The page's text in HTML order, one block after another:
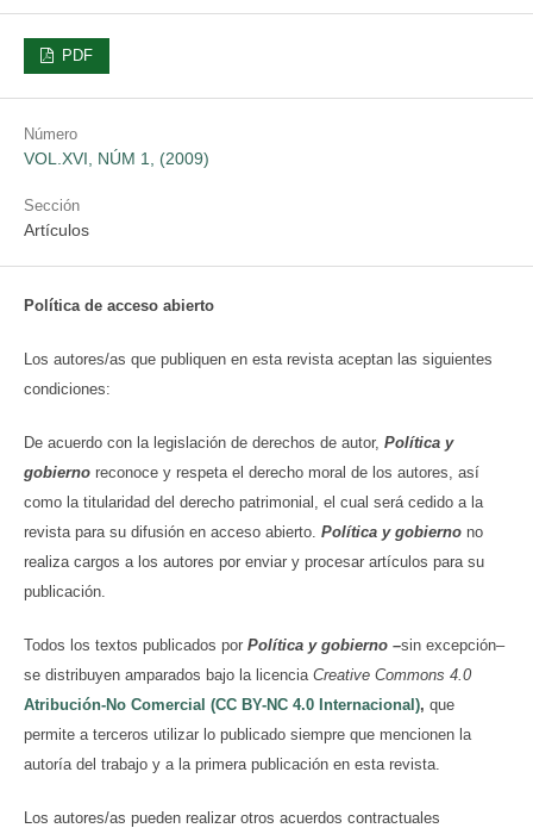
PDF
Número
VOL.XVI, NÚM 1, (2009)
Sección
Artículos
Política de acceso abierto
Los autores/as que publiquen en esta revista aceptan las siguientes
condiciones:
De acuerdo con la legislación de derechos de autor, Política y
gobierno reconoce y respeta el derecho moral de los autores, así
como la titularidad del derecho patrimonial, el cual será cedido a la
revista para su difusión en acceso abierto. Política y gobierno no
realiza cargos a los autores por enviar y procesar artículos para su
publicación.
Todos los textos publicados por Política y gobierno –sin excepción–
se distribuyen amparados bajo la licencia Creative Commons 4.0
Atribución-No Comercial (CC BY-NC 4.0 Internacional), que
permite a terceros utilizar lo publicado siempre que mencionen la
autoría del trabajo y a la primera publicación en esta revista.
Los autores/as pueden realizar otros acuerdos contractuales